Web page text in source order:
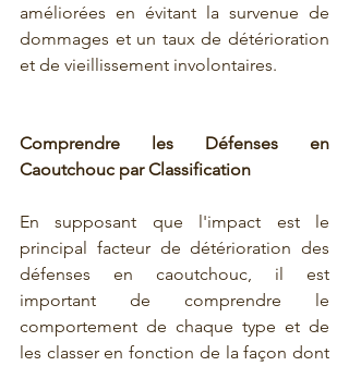
améliorées en évitant la survenue de
dommages et un taux de détérioration
et de vieillissement involontaires.
Comprendre les Défenses en
Caoutchouc par Classification
En supposant que l'impact est le
principal facteur de détérioration des
défenses en caoutchouc, il est
important de comprendre le
comportement de chaque type et de
les classer en fonction de la façon dont